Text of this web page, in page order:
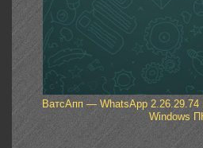
ВатсАпп — WhatsApp 2.26.29.74
Windows